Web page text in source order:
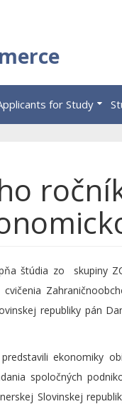
for Study
štúdia zo skupiny
republiky pán
ekonomiky
spoločných
Slovinskej